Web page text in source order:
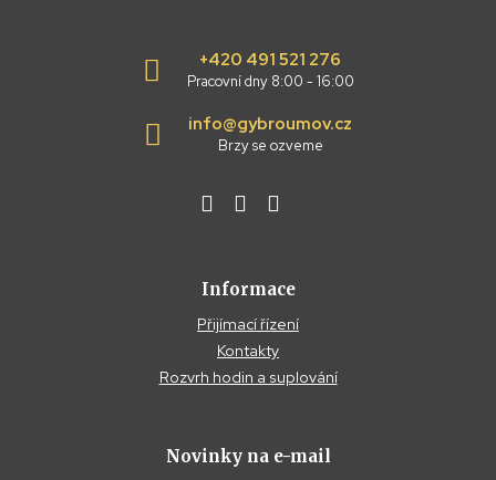
+420 491 521 276
Pracovní dny 8:00 - 16:00
info@gybroumov.cz
Brzy se ozveme
Informace
Přijímací řízení
Kontakty
Rozvrh hodin a suplování
Novinky na e-mail